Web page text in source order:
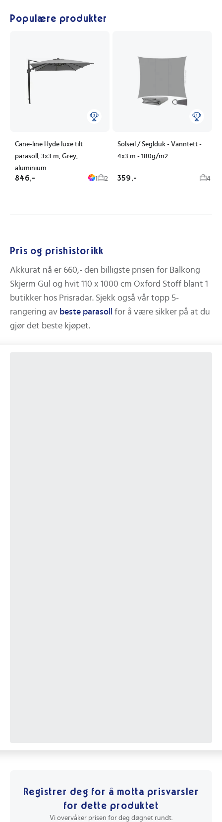
Populære produkter
Cane-line Hyde luxe tilt
parasoll, 3x3 m, Grey,
aluminium
846,- 1 2
Solseil / Seglduk - Vanntett -
4x3 m - 180g/m2
359,- 4
Pris og prishistorikk
Akkurat nå er 660,- den billigste prisen for Balkong
Skjerm Gul og hvit 110 x 1000 cm Oxford Stoff blant 1
butikker hos Prisradar. Sjekk også vår topp 5-
rangering av beste parasoll
for å være sikker på at du
gjør det beste kjøpet.
Registrer deg for å motta prisvarsler
for dette produktet
Vi overvåker prisen for deg døgnet rundt.